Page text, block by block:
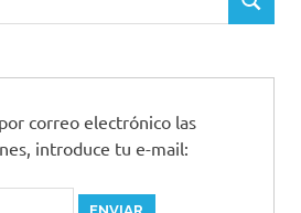
BUSCAR
correo electrónico las
introduce tu e-mail: